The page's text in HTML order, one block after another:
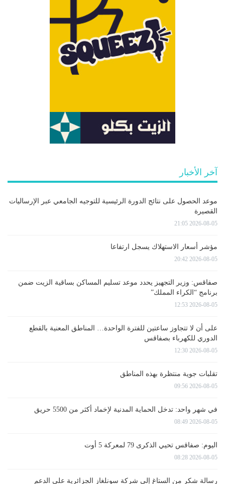
آخر الأخبار
موعد الحصول على نتائج الدورة الرئيسية للتوجيه الجامعي عبر الإرساليات
القصيرة
2026-08-05 21:05
مؤشر أسعار الاستهلاك يسجل ارتفاعا
2026-08-05 20:42
صفاقس: وزير التجهيز يحدد موعد تسليم المساكن بساقية الزيت ضمن
برنامج “الكراء المملك”
2026-08-05 12:53
على أن لا تتجاوز ساعتين للفترة الواحدة… المناطق المعنية بالقطع
الدوري للكهرباء بصفاقس
2026-08-05 12:30
تقلبات جوية منتظرة بهذه المناطق
2026-08-05 09:56
في شهر واحد: تدخل الحماية المدنية لإخماد أكثر من 5500 حريق
2026-08-05 08:49
اليوم: صفاقس تحيي الذكرى 79 لمعركة 5 أوت
2026-08-05 08:28
رسالة شكر من الستاغ إلى شركة سونلغاز الجزائرية على الدعم